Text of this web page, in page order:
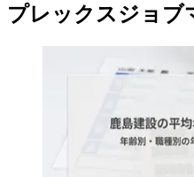
プレックスジョブ